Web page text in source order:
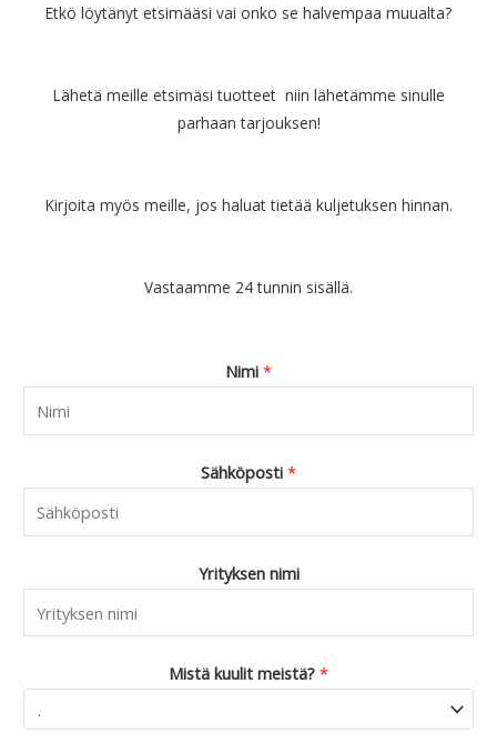
Etkö löytänyt etsimääsi vai onko se halvempaa muualta?
Lähetä meille etsimäsi tuotteet niin lähetämme sinulle
parhaan tarjouksen!
Kirjoita myös meille, jos haluat tietää kuljetuksen hinnan.
Vastaamme 24 tunnin sisällä.
Nimi *
Sähköposti *
Yrityksen nimi
Mistä kuulit meistä? *